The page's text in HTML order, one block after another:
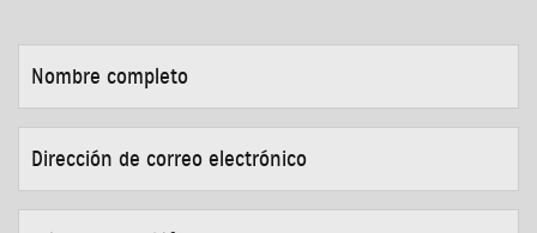
COMPLETO *
DE
CORREO
ELECTRÓNICO *